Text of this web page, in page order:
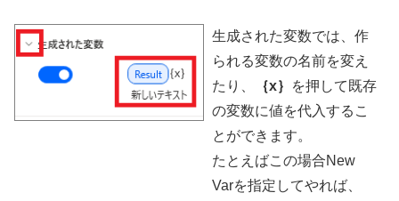
生成された変数では、作
られる変数の名前を変え
たり、
｛x｝
を押して既存
の変数に値を代入するこ
とができます。
たとえばこの場合New
Varを指定してやれば、